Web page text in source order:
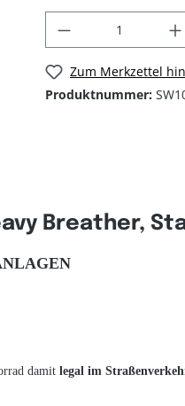
Zum Merkzettel
Produktnummer:
Breather,
damit legal im